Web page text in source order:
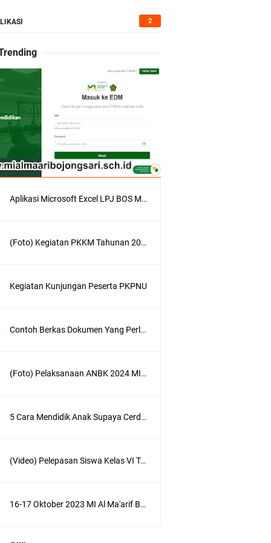
2
Aplikasi Microsoft Excel LPJ BOS Madrasah Tahun 2021/2022
(Foto) Kegiatan PKKM Tahunan 2022/2023
Kegiatan Kunjungan Peserta PKPNU
Contoh Berkas Dokumen Yang Perlu di Upload di Sispena SIDIA 2023
(Foto) Pelaksanaan ANBK 2024 MI Al Maarif Bojongsari
5 Cara Mendidik Anak Supaya Cerdas dan Sukses
(Video) Pelepasan Siswa Kelas VI Tahun 2023 Part 1
16-17 Oktober 2023 MI Al Ma'arif Bojongsari Menjalani Gladi ANBK 2023